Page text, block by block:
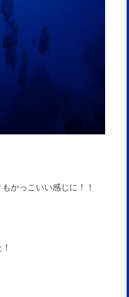
かっこいい感じに！！